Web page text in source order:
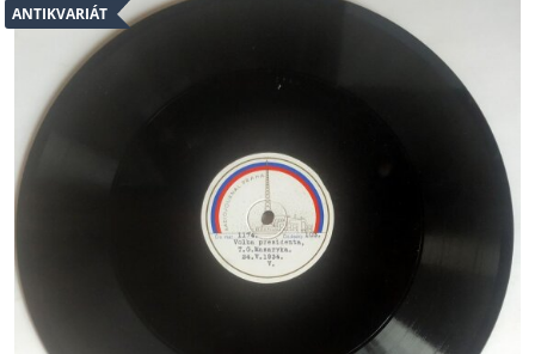
ANTIKVARIÁT